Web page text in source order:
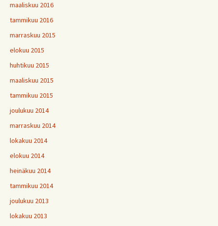
maaliskuu 2016
tammikuu 2016
marraskuu 2015
elokuu 2015
huhtikuu 2015
maaliskuu 2015
tammikuu 2015
joulukuu 2014
marraskuu 2014
lokakuu 2014
elokuu 2014
heinäkuu 2014
tammikuu 2014
joulukuu 2013
lokakuu 2013